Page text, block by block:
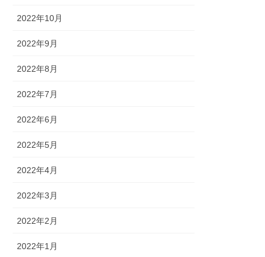
2022年10月
2022年9月
2022年8月
2022年7月
2022年6月
2022年5月
2022年4月
2022年3月
2022年2月
2022年1月